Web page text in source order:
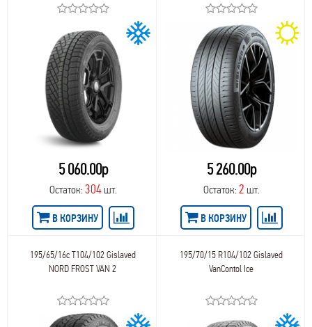
5 060.00р
Остаток: 304шт.
В КОРЗИНУ
5 260.00р
Остаток:2 шт.
В КОРЗИНУ
195/65/16c T104/102 Gislaved
NORD FROST VAN 2
195/70/15 R104/102 Gislaved
VanContol Ice